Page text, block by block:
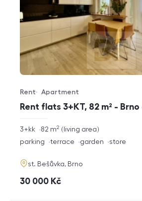
Rent flats 3+KT, 82 m² -
Offer type
Rent
Property type
Apartment
rozměry
disposition
3+kk living area
82 m2
funkce
parking terrace garden store
adresa
st. Bešůvka, Brno
cena
30 000 Kč